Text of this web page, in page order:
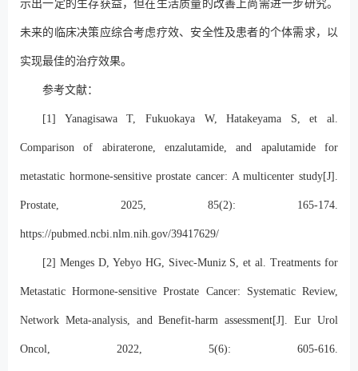
示出一定的生存获益，但在生活质量的改善上尚需进一步研究。
未来的临床决策应综合考虑疗效、安全性及患者的个体需求，以
实现最佳的治疗效果。
参考文献：
[1] Yanagisawa T, Fukuokaya W, Hatakeyama S, et al.
Comparison of abiraterone, enzalutamide, and apalutamide for
metastatic hormone-sensitive prostate cancer: A multicenter study[J].
Prostate, 2025, 85(2): 165-174.
https://pubmed.ncbi.nlm.nih.gov/39417629/
[2] Menges D, Yebyo HG, Sivec-Muniz S, et al. Treatments for
Metastatic Hormone-sensitive Prostate Cancer: Systematic Review,
Network Meta-analysis, and Benefit-harm assessment[J]. Eur Urol
Oncol, 2022, 5(6): 605-616.